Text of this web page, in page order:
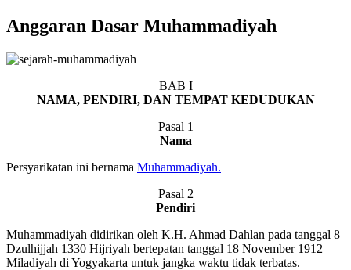
Anggaran Dasar Muhammadiyah
BAB I
NAMA, PENDIRI, DAN TEMPAT KEDUDUKAN
Pasal 1
Nama
Persyarikatan ini bernama Muhammadiyah.
Pasal 2
Pendiri
Muhammadiyah didirikan oleh K.H. Ahmad Dahlan pada tanggal 8
Dzulhijjah 1330 Hijriyah bertepatan tanggal 18 November 1912
Miladiyah di Yogyakarta untuk jangka waktu tidak terbatas.